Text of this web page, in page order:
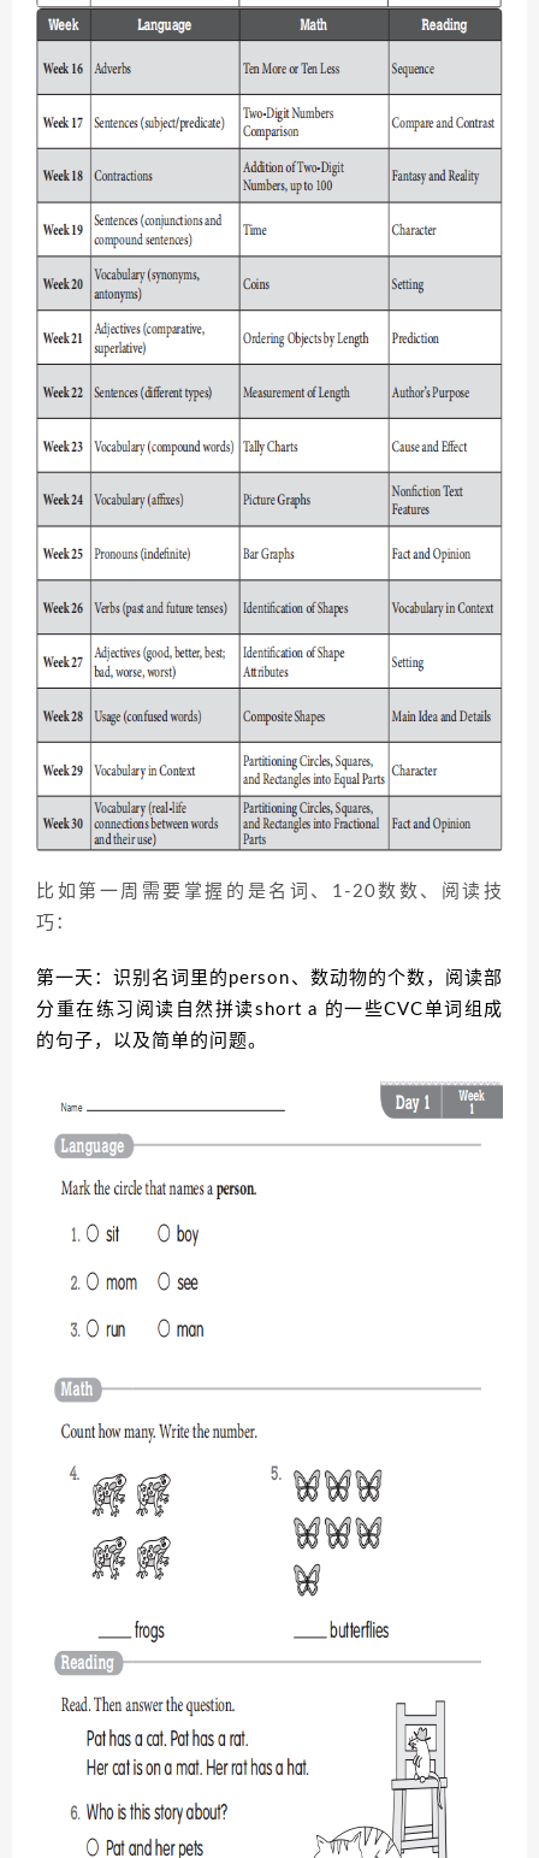
比如第一周需要掌握的是名词、1-20数数、阅读技
巧：
第一天：识别名词里的person、数动物的个数，阅读部
分重在练习阅读自然拼读short a 的一些CVC单词组成
的句子，以及简单的问题。